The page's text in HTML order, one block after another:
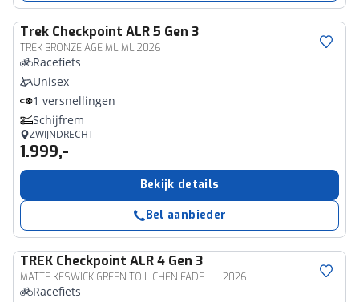
Trek Checkpoint ALR 5 Gen 3
TREK BRONZE AGE ML ML 2026
Racefiets
Unisex
1 versnellingen
Schijfrem
ZWIJNDRECHT
1.999,-
Bekijk details
Bel aanbieder
TREK Checkpoint ALR 4 Gen 3
MATTE KESWICK GREEN TO LICHEN FADE L L 2026
Racefiets